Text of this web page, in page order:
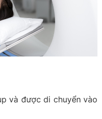
và được di chuyển vào